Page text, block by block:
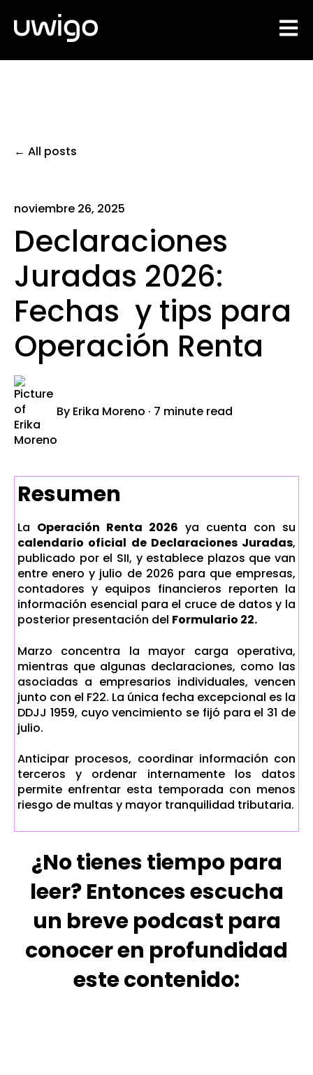
All posts
noviembre 26, 2025
Declaraciones
Juradas 2026:
Fechas y tips para
Operación Renta
By Erika Moreno · 7 minute read
Resumen
La Operación Renta 2026 ya cuenta con su
calendario oficial de Declaraciones Juradas,
publicado por el SII, y establece plazos que van
entre enero y julio de 2026 para que empresas,
contadores y equipos financieros reporten la
información esencial para el cruce de datos y la
posterior presentación del Formulario 22.
Marzo concentra la mayor carga operativa,
mientras que algunas declaraciones, como las
asociadas a empresarios individuales, vencen
junto con el F22. La única fecha excepcional es la
DDJJ 1959, cuyo vencimiento se fijó para el 31 de
julio.
Anticipar procesos, coordinar información con
terceros y ordenar internamente los datos
permite enfrentar esta temporada con menos
riesgo de multas y mayor tranquilidad tributaria.
¿No tienes tiempo para
leer? Entonces escucha
un breve podcast para
conocer en profundidad
este contenido: